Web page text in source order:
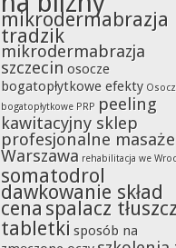
mikrodermabrazja
tradzik
mikrodermabrazja
szczecin osocze
bogatopłytkowe efekty
bogatopłytkowe PRP peeling
kawitacyjny sklep
profesjonalne masaże
Warszawa rehabilitacja we
somatodrol
dawkowanie skład
cena spalacz
tabletki sposób na